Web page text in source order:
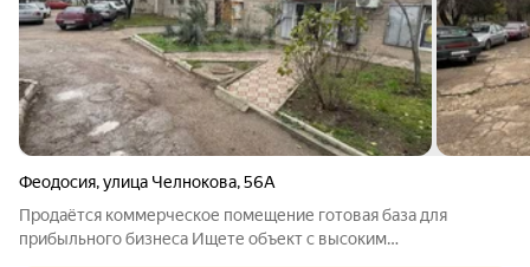
Феодосия,улица Челнокова,56А
Продаётся коммерческое помещение готовая база для
прибыльного бизнеса Ищете объект с высоким